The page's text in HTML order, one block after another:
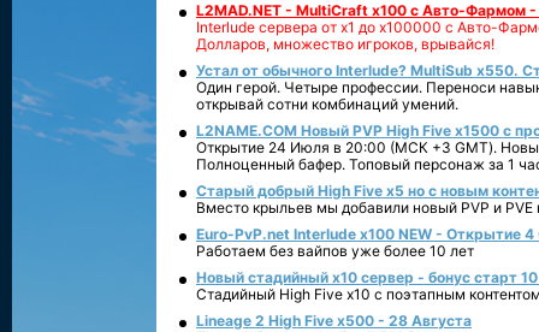
L2MAD.NET - MultiCraft x100 с Авто-Фармом
Interlude сервера от х1 до х100000 с Авто-
Долларов, множество игроков, врывайся!
Устал от обычного Interlude? MultiSub x550.
Один герой. Четыре профессии. Переноси
открывай сотни комбинаций умений.
L2NAME.COM Новый PVP High Five x1500 с
Открытие 24 Июля в 20:00 (МСК +3 GMT).
Полноценный бафер. Топовый персонаж за 1
Старый добрый High Five x5 но с новым
Вместо крыльев мы добавили новый PVP и PVE
Euro-PvP.net Interlude х100 NEW - Открытие 4
Работаем без вайпов уже более 10 лет
Новый стадийный х10 сервер - бонус старт
Стадийный High Five x10 с поэтапным
Lineage 2 High Five x500 - 28 Августа